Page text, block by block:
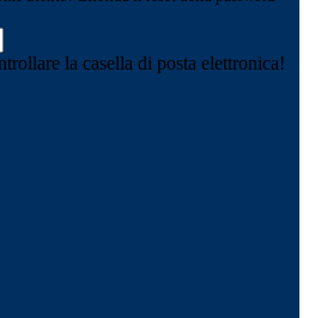
la casella di posta elettronica!